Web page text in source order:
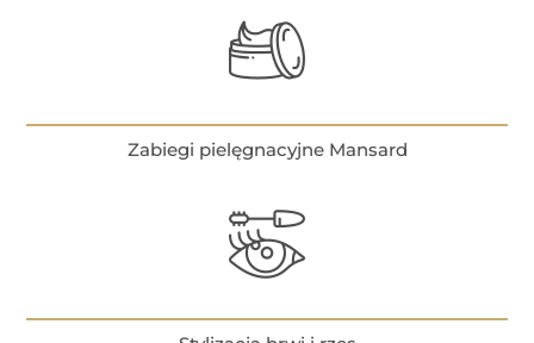
Zabiegi pielęgnacyjne Mansard